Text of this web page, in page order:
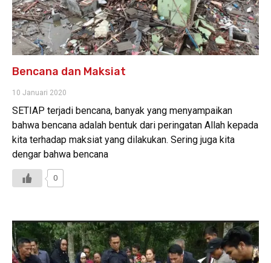
Bencana dan Maksiat
10 Januari 2020
SETIAP terjadi bencana, banyak yang menyampaikan
bahwa bencana adalah bentuk dari peringatan Allah kepada
kita terhadap maksiat yang dilakukan. Sering juga kita
dengar bahwa bencana
0